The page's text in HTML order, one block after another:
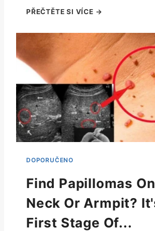
Find Papillomas
Neck Or Armpit?
First Stage Of...